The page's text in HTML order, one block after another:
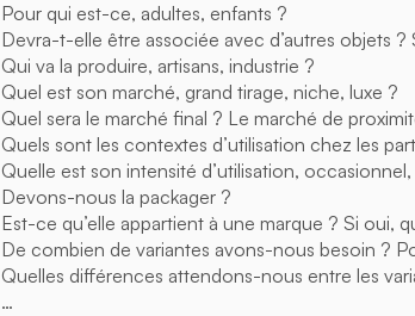
Pour qui est-ce, adultes, enfants ?
Devra-t-elle être associée avec d’autres objets
Qui va la produire, artisans, industrie ?
Quel est son marché, grand tirage, niche, luxe ?
Quel sera le marché final ? Le marché de
Quels sont les contextes d’utilisation chez les
Quelle est son intensité d’utilisation,
Devons-nous la packager ?
Est-ce qu’elle appartient à une marque ? Si oui,
De combien de variantes avons-nous besoin ?
Quelles différences attendons-nous entre les
…